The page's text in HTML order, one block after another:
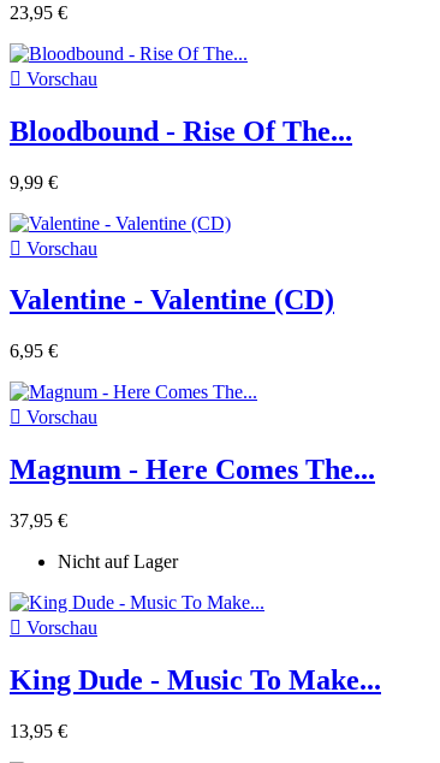
23,95 €
 Vorschau
Bloodbound - Rise Of The...
9,99 €
 Vorschau
Valentine - Valentine (CD)
6,95 €
 Vorschau
Magnum - Here Comes The...
37,95 €
Nicht auf Lager
 Vorschau
King Dude - Music To Make...
13,95 €